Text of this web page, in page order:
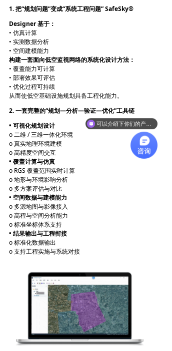
1. 把“规划问题”变成“系统工程问题” SafeSky®
Designer 基于：
• 仿真计算
• 实测数据分析
• 空间建模能力
构建一套面向低空监视网络的系统化设计方法：
• 覆盖能力可计算
• 部署效果可评估
• 优化过程可持续
从而使低空基础设施规划具备工程化能力。
2. 一套完整的“规划—分析—验证—优化”工具链
• 可视化规划设计
o 二维 / 三维一体化环境
o 真实地理环境建模
o 高精度空间交互
• 覆盖计算与仿真
o RGS 覆盖范围实时计算
o 地形与环境影响分析
o 多方案评估与对比
• 空间数据与建模能力
o 多源地图与影像接入
o 高程与空间分析能力
o 标准坐标体系支持
• 结果输出与工程衔接
o 标准化数据输出
o 支持工程实施与系统对接
可以介绍下你们的产品么